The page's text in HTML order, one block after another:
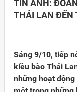
TIN ẢNH:
THÁI LAN ĐẾN
Sáng 9/10, tiếp
kiều bào Thái
những hoạt